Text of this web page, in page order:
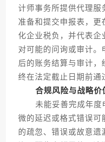
计师事务所提供代理服
准备和提交申报表，更
化企业税负，并代表企
对可能的问询或审计。
后的账务结算与审计，
终在法定截止日期前通
合规风险与战略价
未能妥善完成年度
微的延迟或格式错误可
的疏忽、错误或故意遗